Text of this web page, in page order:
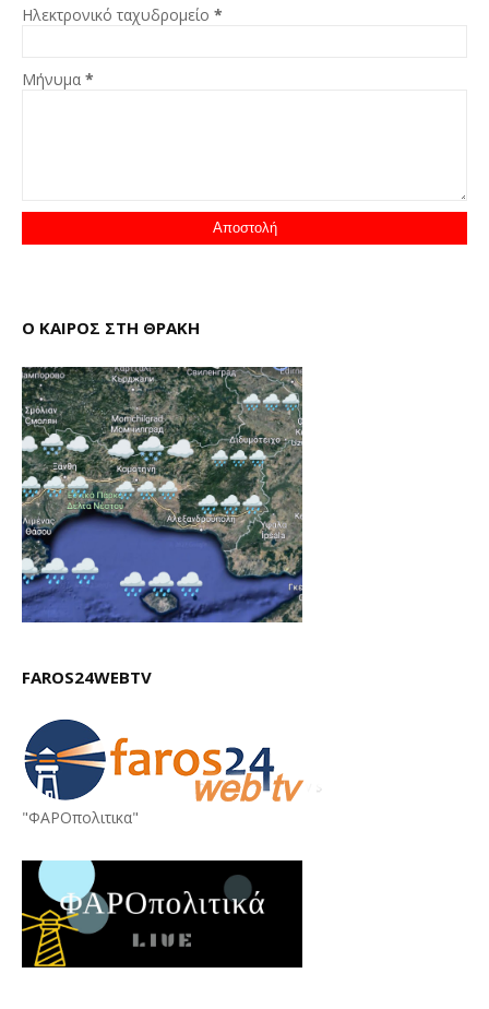
Ηλεκτρονικό ταχυδρομείο *
Μήνυμα *
Ο ΚΑΙΡΟΣ ΣΤΗ ΘΡΑΚΗ
FAROS24WEBTV
"ΦΑΡΟπολιτικα"